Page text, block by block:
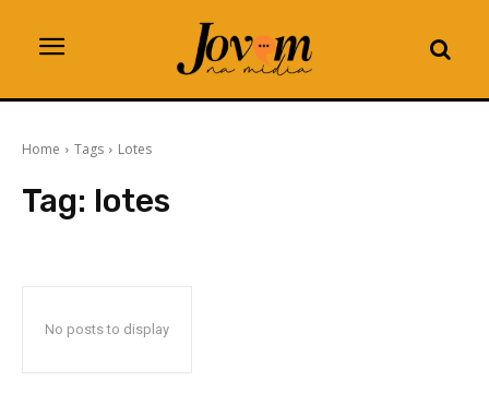
Home Tags Lotes
Tag: lotes
No posts to display